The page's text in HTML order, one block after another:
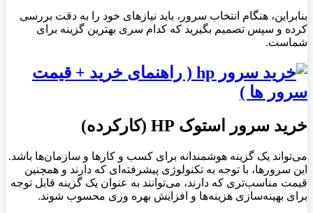
بنابراین، هنگام انتخاب سرور، باید نیازهای خود را به دقت بررسی
کرده و سپس تصمیم بگیرید که کدام سری بهترین گزینه برای
شماست.
خرید سرور استوک HP (کارکرده)
می‌تواند یک گزینه هوشمندانه برای کسب و کارها و سازمان‌ها باشد.
این سرورها، با توجه به تکنولوژی پیشرفته‌ای که دارند و همچنین
قیمت مناسب‌تری که دارند، می‌توانند به عنوان یک گزینه قابل توجه
برای بهینه‌سازی هزینه‌ها و افزایش بهره وری محسوب شوند.